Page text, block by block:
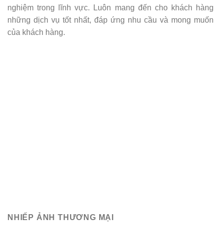
nghiệm trong lĩnh vực. Luôn mang đến cho khách hàng
những dịch vụ tốt nhất, đáp ứng nhu cầu và mong muốn
của khách hàng.
NHIẾP ẢNH THƯƠNG MẠI